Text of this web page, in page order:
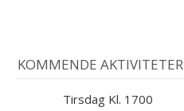
KOMMENDE AKTIVITETER
Tirsdag Kl. 1700